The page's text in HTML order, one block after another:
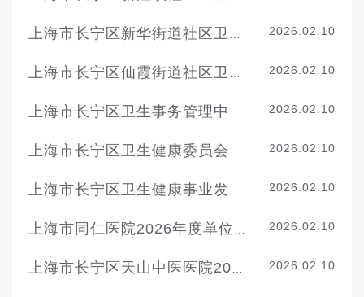
2026.02.10
2026.02.10
2026.02.10
2026.02.10
2026.02.10
2026.02.10
2026.02.10